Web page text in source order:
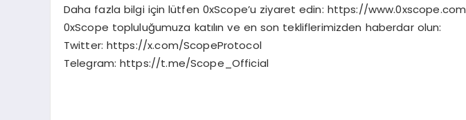
Daha fazla bilgi için lütfen 0xScope’u ziyaret edin: https://www.0xscope.com
0xScope topluluğumuza katılın ve en son tekliflerimizden haberdar olun:
Twitter: https://x.com/ScopeProtocol
Telegram: https://t.me/Scope_Official